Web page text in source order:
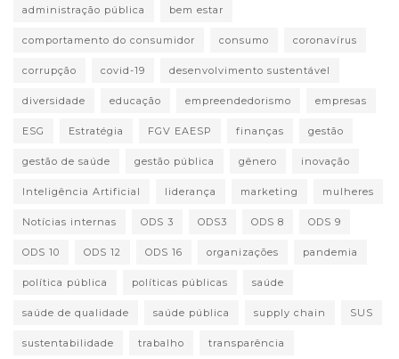
administração pública bem estar
comportamento do consumidor consumo coronavírus
corrupção covid-19 desenvolvimento sustentável
diversidade educação empreendedorismo empresas
ESG Estratégia FGV EAESP finanças gestão
gestão de saúde gestão pública gênero inovação
Inteligência Artificial liderança marketing mulheres
Notícias internas ODS 3 ODS3 ODS 8 ODS 9
ODS 10 ODS 12 ODS 16 organizações pandemia
política pública políticas públicas saúde
saúde de qualidade saúde pública supply chain SUS
sustentabilidade trabalho transparência